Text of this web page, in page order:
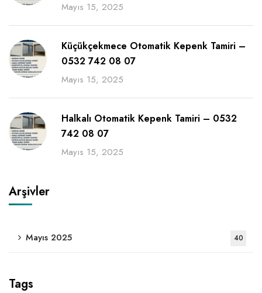
Mayıs 15, 2025
Küçükçekmece Otomatik Kepenk Tamiri –
0532 742 08 07
Mayıs 15, 2025
Halkalı Otomatik Kepenk Tamiri – 0532
742 08 07
Mayıs 15, 2025
Arşivler
Mayıs 2025 40
Tags